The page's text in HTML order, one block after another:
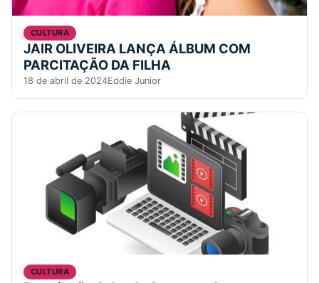
CULTURA
JAIR OLIVEIRA LANÇA ÁLBUM COM
PARCITAÇÃO DA FILHA
18 de abril de 2024Eddie Junior
CULTURA